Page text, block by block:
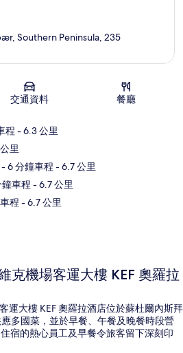
地圖
Southern Peninsula, 235
交通資料 餐廳
程 - 6.3 公里
里
- 6 分鐘車程 - 6.7 公里
車程 - 6.7 公里
程 - 6.7 公里
克機場客運大樓 KEF 奧羅拉
運大樓 KEF 奧羅拉酒店位於蘇杜爾內斯拜
多國菜，並於早餐、午餐及晚餐時段營
宿的熱心員工及早餐令旅客留下深刻印